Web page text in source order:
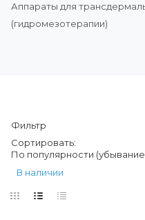
Аппараты для
(гидромезотерапии)
Фильтр
Сортировать:
По популярности
В наличии